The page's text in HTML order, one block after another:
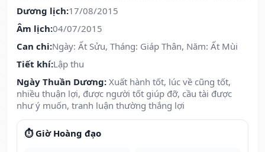
Dương lịch:17/08/2015
Âm lịch:04/07/2015
Can chi:Ngày: Ất Sửu, Tháng: Giáp Thân, Năm: Ất Mùi
Tiết khí:Lập thu
Ngày Thuần Dương: Xuất hành tốt, lúc về cũng tốt,
nhiều thuận lợi, được người tốt giúp đỡ, cầu tài được
như ý muốn, tranh luận thường thắng lợi
⏱️ Giờ Hoàng đạo